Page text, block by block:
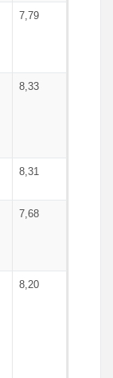
7,79
8,33
8,31
7,68
8,20